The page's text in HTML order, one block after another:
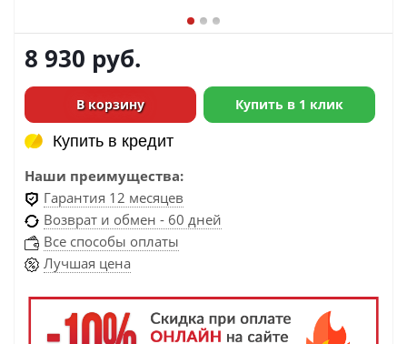
8 930 руб.
В корзину Купить в 1 клик
Купить в кредит
Купить в кредит
Наши преимущества:
Гарантия 12 месяцев
Возврат и обмен - 60 дней
Все способы оплаты
Лучшая цена